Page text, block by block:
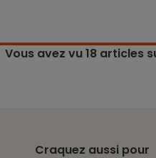
Vous avez vu18articles
Craquez aussi pour